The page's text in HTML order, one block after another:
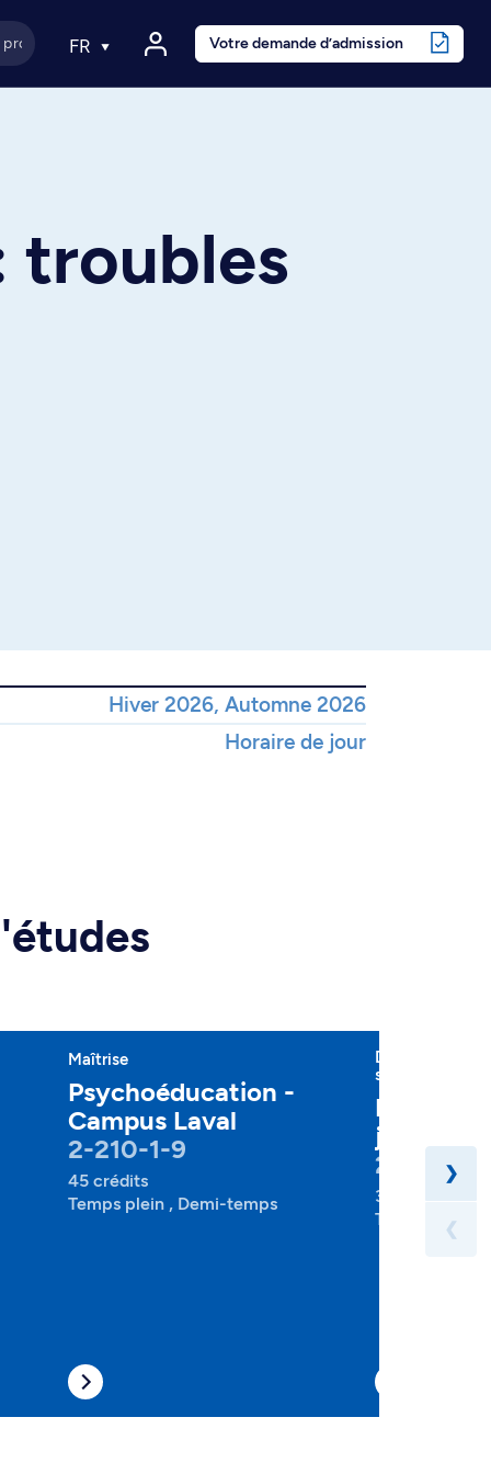
FR Votre demande d’admission
troubles
Hiver 2026, Automne 2026
Horaire de jour
Maîtrise
Psychoéducation -
Campus Laval
2-210-1-9
45 crédits
Temps plein , Demi-temps
Diplôme
spécialisées
jeunesse
2-373-1-1
30 crédits
Temps partiel
❯
❮